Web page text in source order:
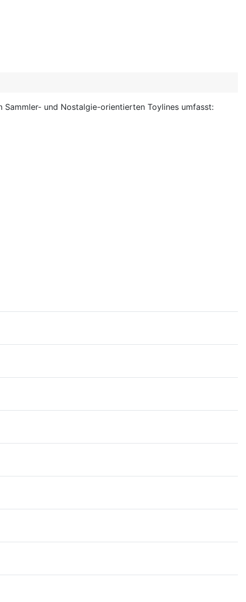
Sammler- und Nostalgie-orientierten Toylines umfasst: